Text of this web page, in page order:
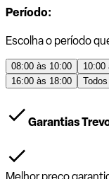
Período:
Escolha o período
08:00 às 10:00 10:00
16:00 às 18:00
Todos
Garantias
Melhor preço